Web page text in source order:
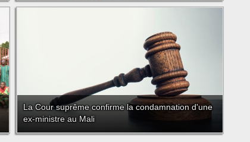
La Cour suprême confirme la condamnation d'une
ex-ministre au Mali